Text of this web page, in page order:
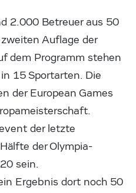
2.000 Betreuer aus 50
Auflage der
dem Programm stehen
15 Sportarten. Die
der European Games
der letzte
der Olympia-
sein.
Ergebnis dort noch 50